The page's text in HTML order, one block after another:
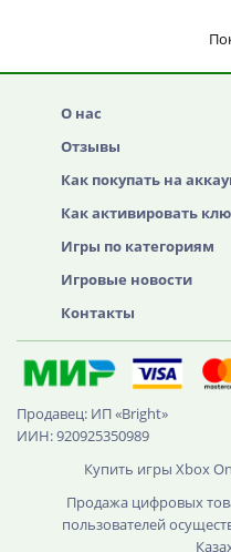
О нас
Отзывы
Как покупать на
Как активировать
Игры по категориям
Игровые новости
Контакты
Продавец: ИП «Bright»
ИИН: 920925350989
Купить игры Xbox
Продажа цифровых
пользователей